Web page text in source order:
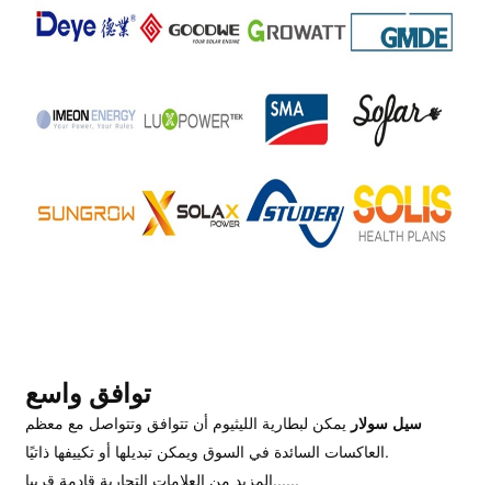
توافق واسع
سيل سولار يمكن لبطارية الليثيوم أن تتوافق وتتواصل مع معظم
العاكسات السائدة في السوق ويمكن تبديلها أو تكييفها ذاتيًا.
المزيد من العلامات التجارية قادمة قريبا......